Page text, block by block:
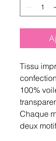
Tissu
100%
Chaque
deux